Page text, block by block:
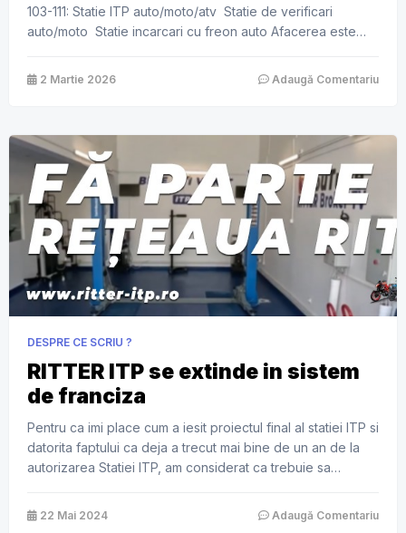
103-111: Statie ITP auto/moto/atv Statie de verificari
auto/moto Statie incarcari cu freon auto Afacerea este
web cu urmatoarele functionalitati: prezentarea serviciilor,
sistem de programare al clientilor, plata cu cardul pentru
2 Martie 2026 Adaugă Comentariu
DESPRE CE SCRIU ?
RITTER ITP se extinde in sistem
de franciza
Pentru ca imi place cum a iesit proiectul final al statiei ITP si
datorita faptului ca deja a trecut mai bine de un an de la
autorizarea Statiei ITP, am considerat ca trebuie sa
nostru. Statia ITP de la Ritter este foarte laudata de multi
22 Mai 2024 Adaugă Comentariu